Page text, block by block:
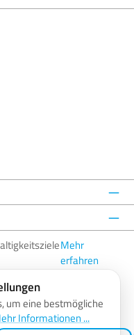
Mehr
erfahren
LinkedIn
Impressum
Widerrufsbelehrung
widerrufen
um eine bestmögliche
Informationen ...